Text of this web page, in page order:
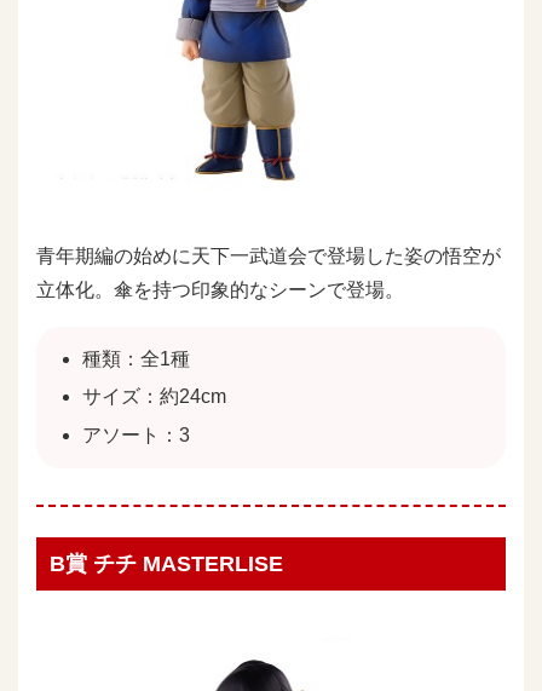
青年期編の始めに天下一武道会で登場した姿の悟空が
立体化。傘を持つ印象的なシーンで登場。
種類：全1種
サイズ：約24cm
アソート：3
B賞 チチ MASTERLISE